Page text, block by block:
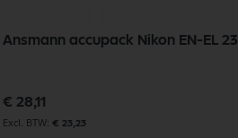
Ansmann accupack Nikon EN-EL 23
€ 28,11
€ 23,23